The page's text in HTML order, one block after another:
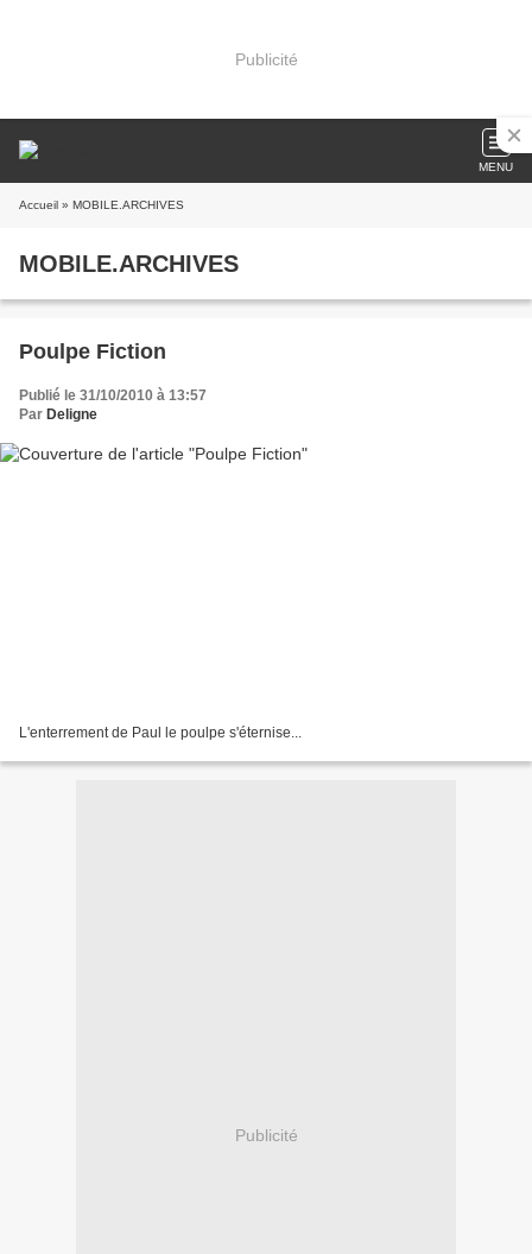
Publicité
MENU
Accueil » MOBILE.ARCHIVES
MOBILE.ARCHIVES
Poulpe Fiction
Publié le 31/10/2010 à 13:57
Par Deligne
L'enterrement de Paul le poulpe s'éternise...
Publicité